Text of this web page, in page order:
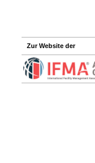
Zur Website der